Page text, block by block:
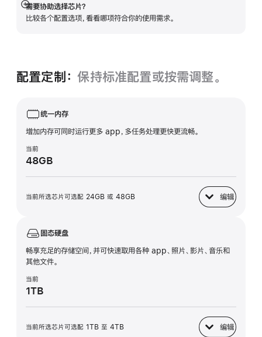
需要协助选择芯片？
比较各个配置选项，看看哪项符合你的使用需求。
展
开
配置定制：保持标准配置或按需调整。
统一内存
增加内存可同时运行更多 app，多任务处理更快更流畅。
当前
48GB
当前所选芯片可选配 24GB 或 48GB 编辑
统一内存
固态硬盘
畅享充足的存储空间，并可快速取用各种 app、照片、影片、音乐和
其他文件。
当前
1TB
当前所选芯片可选配 1TB 至 4TB 编辑
固态硬盘